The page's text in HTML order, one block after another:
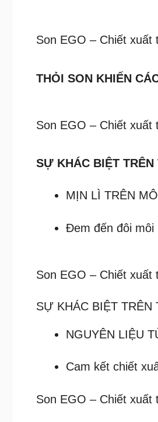
Son EGO – Chiết xuất
THỎI SON KHIẾN
Son EGO – Chiết xuất
SỰ KHÁC BIỆT
MỊN LÌ TRÊN
Đem đến đôi
Son EGO – Chiết xuất
SỰ KHÁC BIỆT TRÊN
NGUYÊN LIỆU
Cam kết chiết
Son EGO – Chiết xuất